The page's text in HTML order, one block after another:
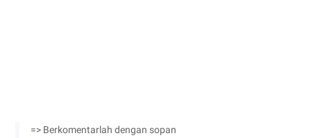
=> Berkomentarlah dengan sopan